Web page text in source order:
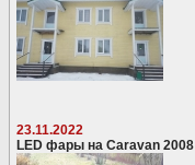
23.11.2022
LED фары на Caravan 2008